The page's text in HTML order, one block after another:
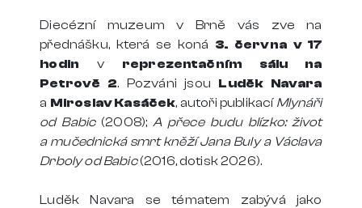
Diecézní muzeum v Brně vás zve na
přednášku, která se koná 3. června v 17
hodin v reprezentačním sálu na
Petrově 2. Pozváni jsou Luděk Navara
a Miroslav Kasáček, autoři publikací Mlynáři
od Babic(2008); A přece budu blízko: život
a mučednická smrt kněží Jana Buly a Václava
Drboly od Babic(2016, dotisk 2026).
Luděk Navara se tématem zabývá jako